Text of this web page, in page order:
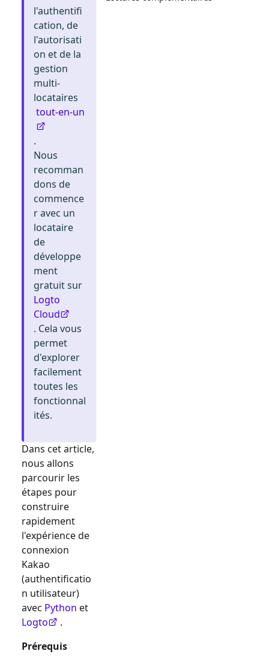
l'authentifi
cation, de
l'autorisati
on et de la
gestion
multi-
locataires
tout-en-un
.
Nous
recomman
dons de
commence
r avec un
locataire
de
développe
ment
gratuit sur
Logto
Cloud
. Cela vous
permet
d'explorer
facilement
toutes les
fonctionnal
ités.
Dans cet article,
nous allons
parcourir les
étapes pour
construire
rapidement
l'expérience de
connexion
Kakao
(authentificatio
n utilisateur)
avec Python et
Logto
.
Prérequis